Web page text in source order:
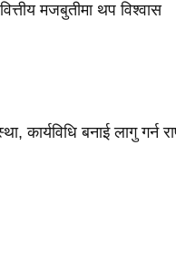
मजबुतीमा थप विश्वास
कार्यविधि बनाई लागु गर्न